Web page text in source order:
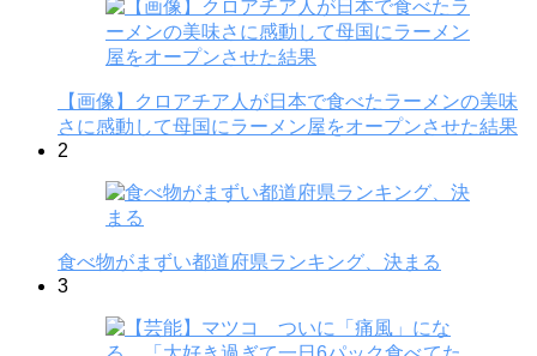
【画像】クロアチア人が日本で食べたラーメンの美味
さに感動して母国にラーメン屋をオープンさせた結果
2
食べ物がまずい都道府県ランキング、決まる
3